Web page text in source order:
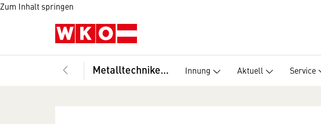
Zum Inhalt springen
Metalltechniker, Bundesinnung Innung Aktuell Service